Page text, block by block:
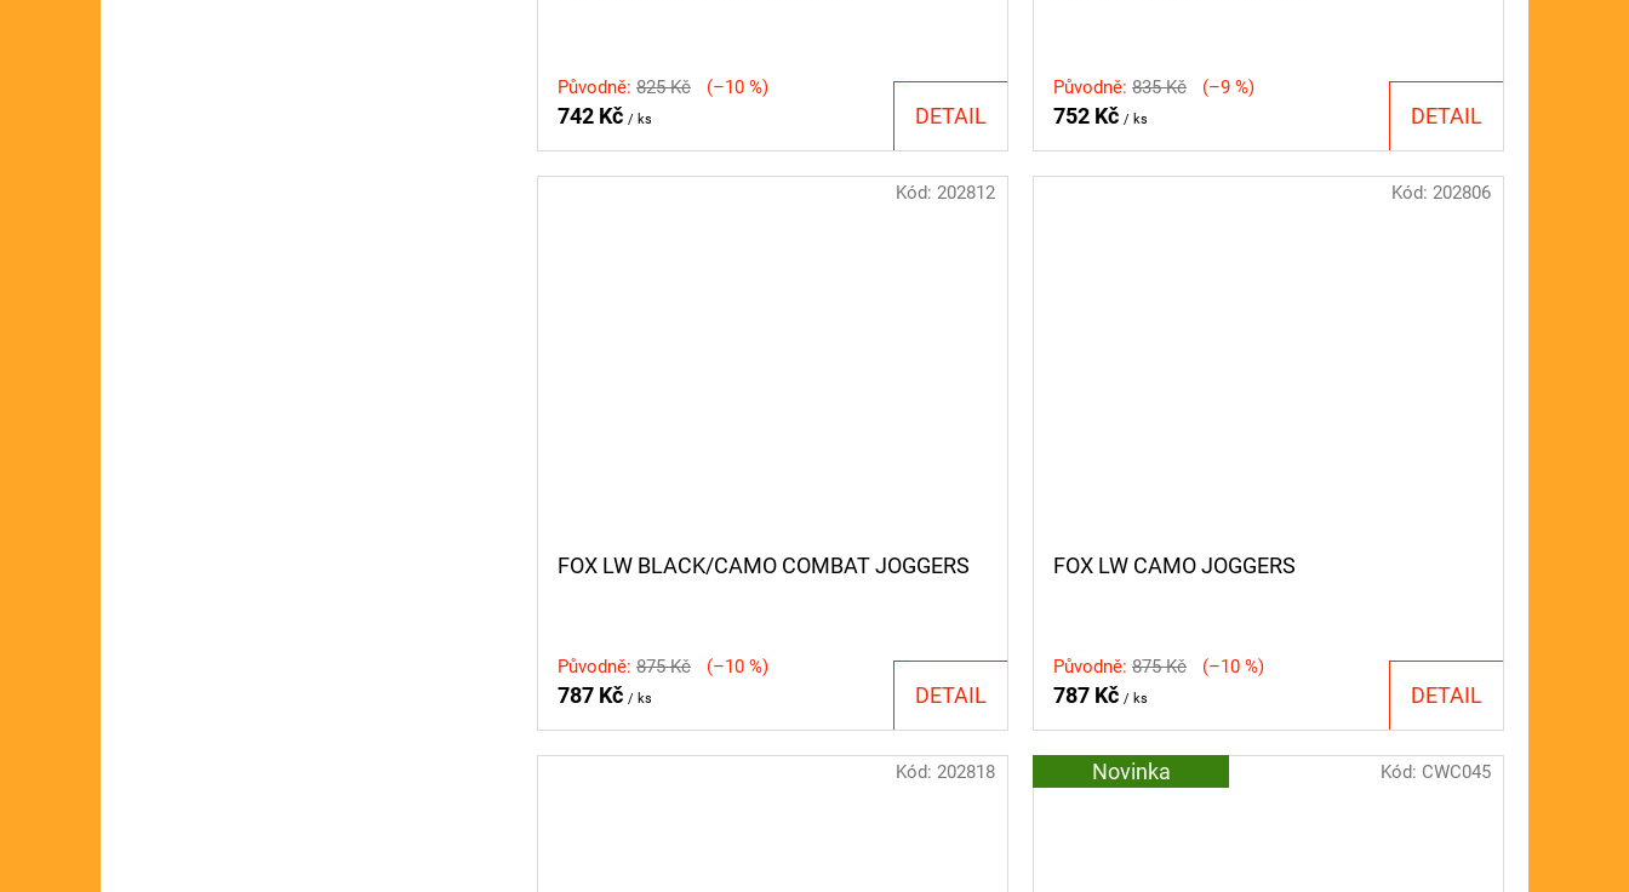
Původně: 825 Kč (–10 %)
742 Kč / ks DETAIL
Původně: 835 Kč (–9 %)
752 Kč / ks DETAIL
FOX LW BLACK/CAMO COMBAT JOGGERS
Původně: 875 Kč (–10 %)
787 Kč / ks DETAIL
Kód: 202812
FOX LW CAMO JOGGERS
Původně: 875 Kč (–10 %)
787 Kč / ks DETAIL
Kód: 202806
Kód: 202818 Novinka Kód: CWC045